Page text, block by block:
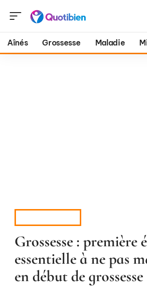
Aînés Grossesse Maladie
Grossesse : première
essentielle à ne pas
en début de grossesse